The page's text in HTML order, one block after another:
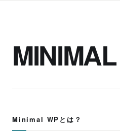
Minimal WPとは？